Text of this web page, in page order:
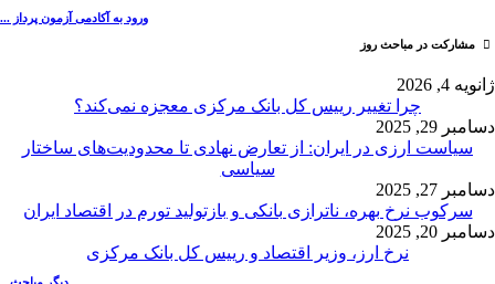
ورود به آکادمی آزمون پرداز ...
مشارکت در مباحث روز
ژانویه 4, 2026
چرا تغییر رییس کل بانک مرکزی معجزه نمی‌کند؟
دسامبر 29, 2025
سیاست ارزی در ایران: از تعارض نهادی تا محدودیت‌های ساختار
سیاسی
دسامبر 27, 2025
سرکوب نرخ بهره، ناترازی بانکی و بازتولید تورم در اقتصاد ایران
دسامبر 20, 2025
نرخ ارز، وزیر اقتصاد و رییس کل بانک مرکزی